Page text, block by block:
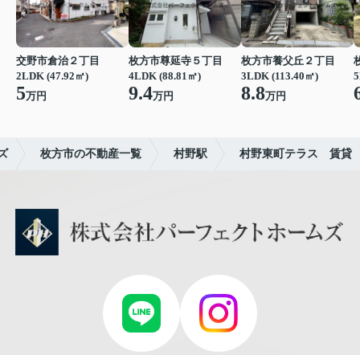
交野市倉治２丁目
2LDK (47.92㎡)
5万円
枚方市尊延寺５丁目
4LDK (88.81㎡)
9.4万円
枚方市養父丘２丁目
3LDK (113.40㎡)
8.8万円
枚方市の不動産一覧 村野駅 村野東町テラス 賃貸